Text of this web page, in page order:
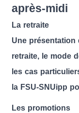
après-midi
La retraite
Une
retraite, le mode
les cas
la FSU-SNUipp
Les promotions